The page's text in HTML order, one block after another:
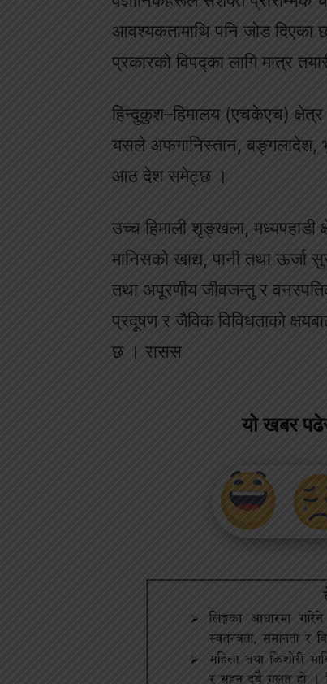
आवश्यकतामाथि पनि जोड दिएका
प्रकारको विपद्का लागि मात्र
हिन्दुकुश–हिमालय (एचकेएच)
यसले अफगानिस्तान, बङ्गलादेश,
आठ देश समेट्छ ।
उच्च हिमाली शृङ्खला, मध्यपहाडी
मानिसको खाद्य, पानी तथा ऊर्जा
तथा अपूरणीय जीवजन्तु र
प्रदूषण र जैविक विविधताको
छ । रासस
यो खबर